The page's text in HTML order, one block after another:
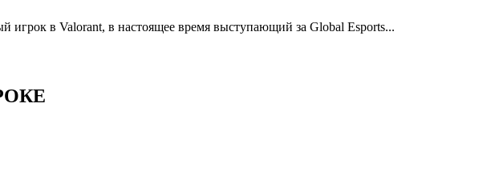
в Valorant, в настоящее время выступающий за Global Esports...